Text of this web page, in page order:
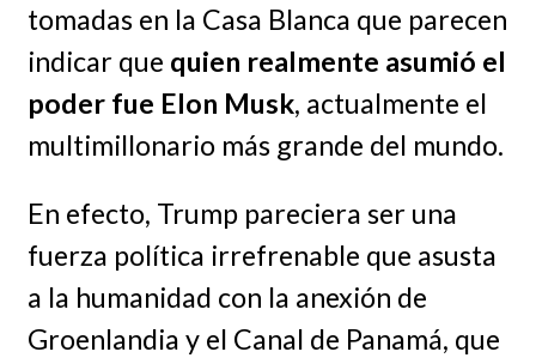
tomadas en la Casa Blanca que parecen
indicar que quien realmente asumió el
poder fue Elon Musk, actualmente el
multimillonario más grande del mundo.
En efecto, Trump pareciera ser una
fuerza política irrefrenable que asusta
a la humanidad con la anexión de
Groenlandia y el Canal de Panamá, que